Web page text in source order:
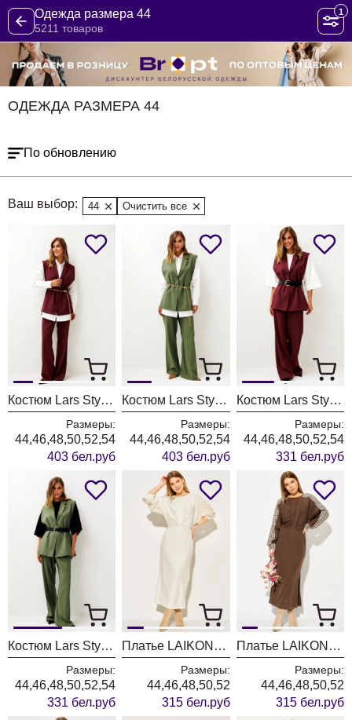
Одежда размера 44
5211 товаров
1
ОДЕЖДА РАЗМЕРА 44
По обновлению
Ваш выбор: 44 Очистить все
Костюм Lars Style 1246 оттенки бордо+молочного
Размеры:
44,46,48,50,52,54
403 бел.руб
Костюм Lars Style 1246/1 оттенки хвои+молочного
Размеры:
44,46,48,50,52,54
403 бел.руб
Костюм Lars Style 1247 оттенки бордо
Размеры:
44,46,48,50,52,54
331 бел.руб
Костюм Lars Style 1247/1 оттенки хвои
Размеры:
44,46,48,50,52,54
331 бел.руб
Платье LAIKONY L-774-1 молочный
Размеры:
44,46,48,50,52
315 бел.руб
Платье LAIKONY L-774 бежевый+шоколад
Размеры:
44,46,48,50,52
315 бел.руб